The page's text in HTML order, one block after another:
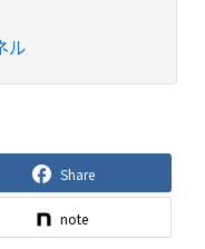
ル
Share
note